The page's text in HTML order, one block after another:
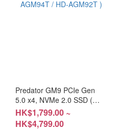
Predator GM9 PCIe Gen
5.0 x4, NVMe 2.0 SSD (
HD-AGM94T / HD-AGM92T
)
HK$1,799.00 ~
HK$4,799.00